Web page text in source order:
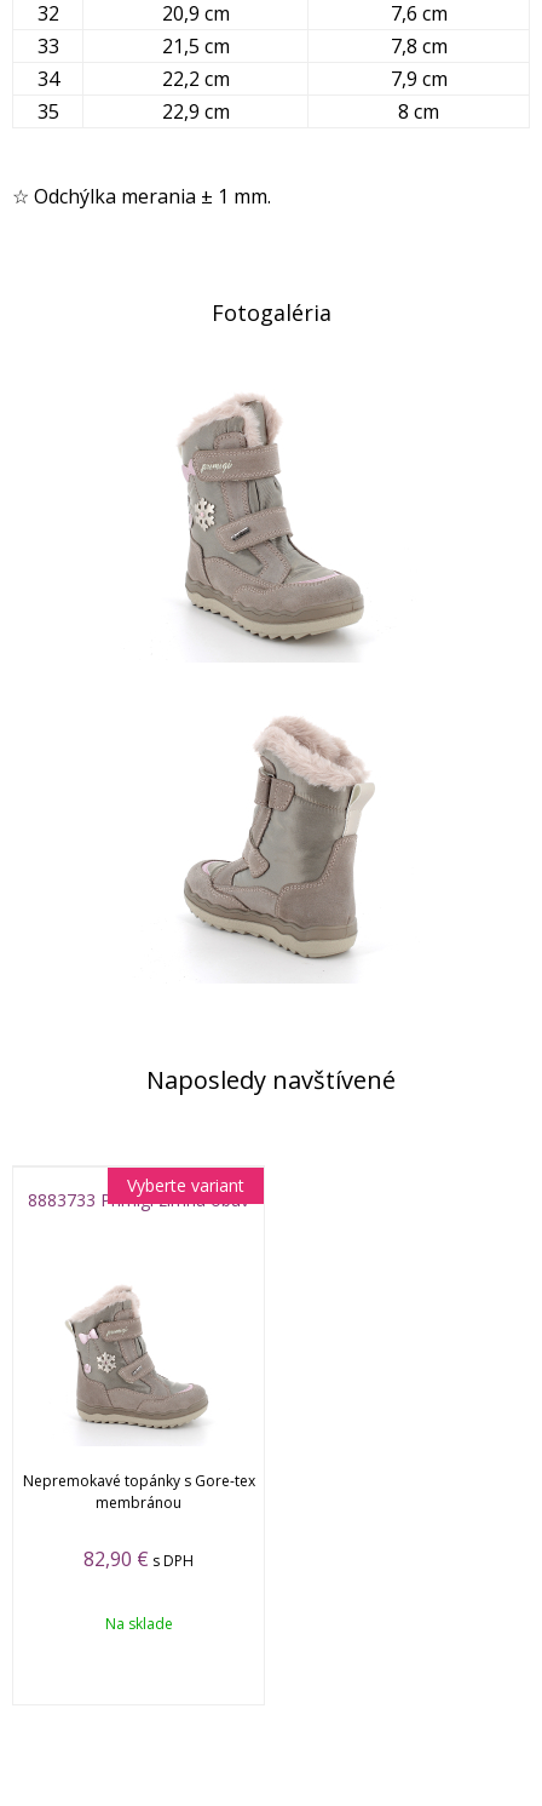
32 20,9 cm
7,6 cm
33
21,5 cm
7,8 cm
34
22,2 cm
7,9 cm
35
22,9 cm 8 cm
☆ Odchýlka merania ± 1 mm.
Fotogaléria
Naposledy navštívené
8883733 Primigi zimná obuv
Nepremokavé topánky s Gore-tex
membránou
82,90 € s DPH
Vyberte variant
Na sklade